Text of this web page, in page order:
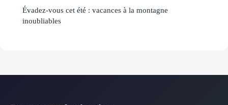
Évadez-vous cet été : vacances à la montagne
inoubliables